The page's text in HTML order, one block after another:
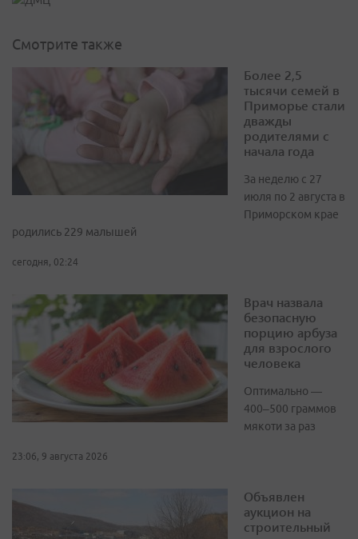
Смотрите также
Более 2,5
тысячи семей в
Приморье стали
дважды
родителями с
начала года
За неделю с 27
июля по 2 августа в
Приморском крае
родились 229 малышей
сегодня, 02:24
Врач назвала
безопасную
порцию арбуза
для взрослого
человека
Оптимально —
400–500 граммов
мякоти за раз
23:06, 9 августа 2026
Объявлен
аукцион на
строительный